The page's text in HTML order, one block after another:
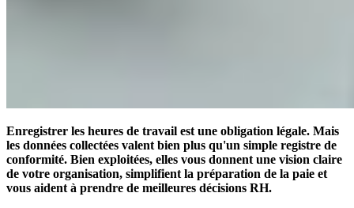
Enregistrer les heures de travail est une obligation légale. Mais
les données collectées valent bien plus qu'un simple registre de
conformité. Bien exploitées, elles vous donnent une vision claire
de votre organisation, simplifient la préparation de la paie et
vous aident à prendre de meilleures décisions RH.